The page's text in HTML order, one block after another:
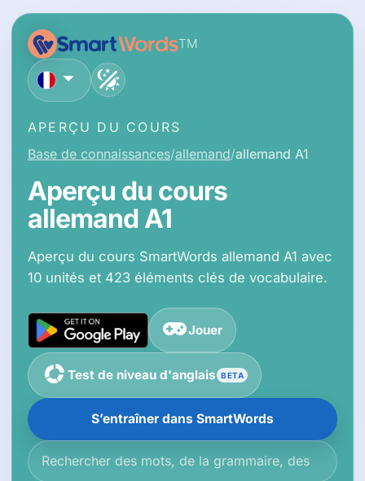
TM
français
APERÇU DU COURS
Base de connaissances allemand allemand A1
Aperçu du cours
allemand A1
Aperçu du cours SmartWords allemand A1 avec
10 unités et 423 éléments clés de vocabulaire.
Jouer
Test de niveau d'anglais BETA
S’entraîner dans SmartWords
Rechercher dans la base de connaissances